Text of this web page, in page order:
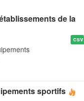
de la
csv
sportifs